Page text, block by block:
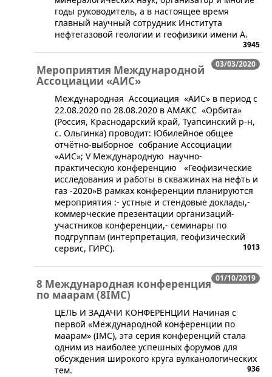
годы руководитель, а в настоящее время
главный научный сотрудник Института
нефтегазовой геологии и геофизики имени А.
3945
03/03/2020
Мероприятия Международной
Ассоциации «АИС»
​Международная Ассоциация «АИС» в период с
22.08.2020 по 28.08.2020 в АМАКС «Орбита»
(Россия, Краснодарский край, Туапсинский р-н,
с. Ольгинка) проводит: Юбилейное общее
отчётно-выборное собрание Ассоциации
«АИС»; V Международную научно-
практическую конференцию ​​ «Геофизические
исследования и работы в скважинах на нефть и
газ -2020»В рамках конференции планируются
мероприятия :- устные и стендовые доклады,- ​
коммерческие презентации организаций-
участников конференции,- семинары по
подгруппам (интерпретация, геофизический
сервис, ГИРС).
1013
01/10/2019
8 Международная конференция
по маарам (8IMC)
ЦЕЛЬ И ЗАДАЧИ КОНФЕРЕНЦИИ Начиная с
первой «Международной конференции по
маарам» (IMC), эта серия конференций стала
одним из наиболее успешных форумов для
обсуждения широкого круга вулканологических
тем.
936